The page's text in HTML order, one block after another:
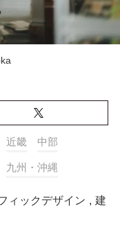
近畿 中部
九州・沖縄
ィックデザイン , 建